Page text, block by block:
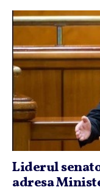
Liderul
adresa